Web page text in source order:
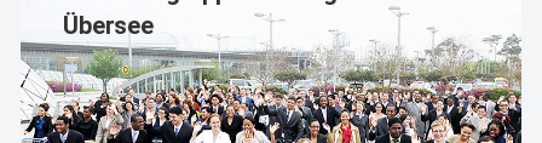
Übersee